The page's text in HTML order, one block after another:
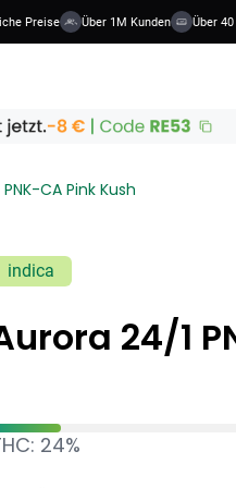
Preise Über 1M Kunden Über 40
CA Pink Kush
indica
24/1
24%